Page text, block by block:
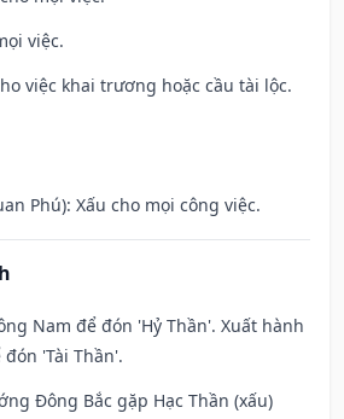
việc.
việc khai trương hoặc cầu tài lộc.
Phú): Xấu cho mọi công việc.
Nam để đón 'Hỷ Thần'. Xuất hành
'Tài Thần'.
Đông Bắc gặp Hạc Thần (xấu)